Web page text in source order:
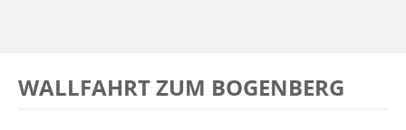
WALLFAHRT ZUM BOGENBERG